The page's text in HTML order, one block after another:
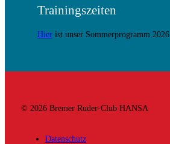
Trainingszeiten
Hierist unser Sommerprogramm 2026
© 2026 Bremer Ruder-Club HANSA
Datenschutz